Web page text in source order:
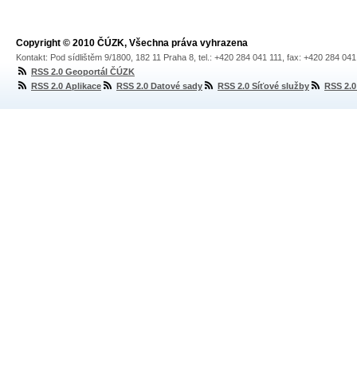
Copyright © 2010 ČÚZK, Všechna práva vyhrazena
Kontakt: Pod sídlištěm 9/1800, 182 11 Praha 8, tel.: +420 284 041 111, fax: +420 284
RSS 2.0 Geoportál ČÚZK
RSS 2.0 Aplikace
RSS 2.0 Datové sady RSS 2.0 Síťové služby RSS